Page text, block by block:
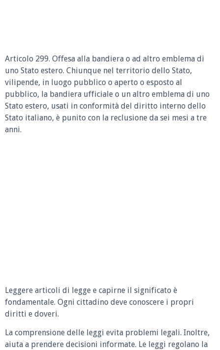
Articolo 299. Offesa alla bandiera o ad altro emblema di
uno Stato estero. Chiunque nel territorio dello Stato,
vilipende, in luogo pubblico o aperto o esposto al
pubblico, la bandiera ufficiale o un altro emblema di uno
Stato estero, usati in conformità del diritto interno dello
Stato italiano, è punito con la reclusione da sei mesi a tre
anni.
Leggere articoli di legge e capirne il significato è
fondamentale. Ogni cittadino deve conoscere i propri
diritti e doveri.
La comprensione delle leggi evita problemi legali. Inoltre,
aiuta a prendere decisioni informate. Le leggi regolano la